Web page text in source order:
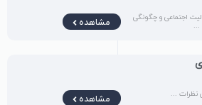
اجتماعی و چگونگی
...
مشاهده
نظرات ... مشاهده